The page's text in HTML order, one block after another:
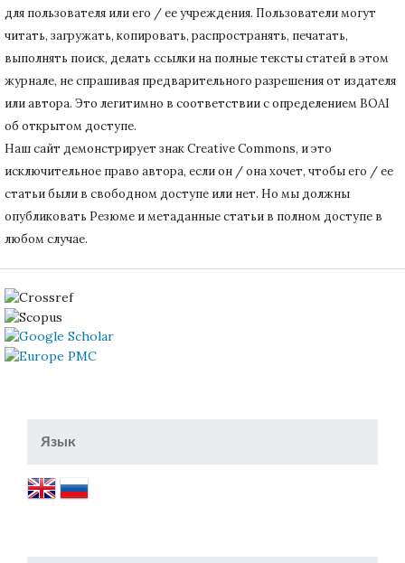
для пользователя или его / ее учреждения. Пользователи могут
читать, загружать, копировать, распространять, печатать,
выполнять поиск, делать ссылки на полные тексты статей в этом
журнале, не спрашивая предварительного разрешения от издателя
или автора. Это легитимно в соответствии с определением BOAI
об открытом доступе.
Наш сайт демонстрирует знак Creative Commons, и это
исключительное право автора, если он / она хочет, чтобы его / ее
статьи были в свободном доступе или нет. Но мы должны
опубликовать Резюме и метаданные статьи в полном доступе в
любом случае.
Язык